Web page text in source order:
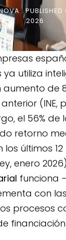
PUBLISHED
2026
utiliza
aumento de
(INE,
el 56% de
retorno
los últimos
enero
funciona
con
procesos